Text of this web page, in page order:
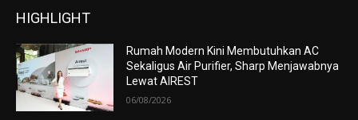
HIGHLIGHT
Rumah Modern Kini Membutuhkan AC
Sekaligus Air Purifier, Sharp Menjawabnya
Lewat AIREST
06/08/2026